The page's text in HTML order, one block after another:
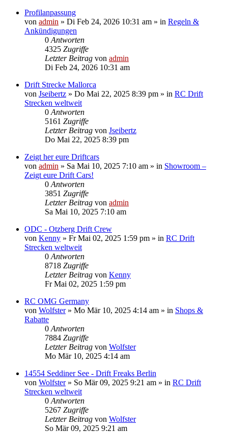
Profilanpassung
von admin » Di Feb 24, 2026 10:31 am » in Regeln &
Ankündigungen
0 Antworten
4325 Zugriffe
Letzter Beitrag von admin
Di Feb 24, 2026 10:31 am
Drift Strecke Mallorca
von Jseibertz » Do Mai 22, 2025 8:39 pm » in RC Drift
Strecken weltweit
0 Antworten
5161 Zugriffe
Letzter Beitrag von Jseibertz
Do Mai 22, 2025 8:39 pm
Zeigt her eure Driftcars
von admin » Sa Mai 10, 2025 7:10 am » in Showroom –
Zeigt eure Drift Cars!
0 Antworten
3851 Zugriffe
Letzter Beitrag von admin
Sa Mai 10, 2025 7:10 am
ODC - Otzberg Drift Crew
von Kenny » Fr Mai 02, 2025 1:59 pm » in RC Drift
Strecken weltweit
0 Antworten
8718 Zugriffe
Letzter Beitrag von Kenny
Fr Mai 02, 2025 1:59 pm
RC OMG Germany
von Wolfster» Mo Mär 10, 2025 4:14 am » in Shops &
Rabatte
0 Antworten
7884 Zugriffe
Letzter Beitrag von Wolfster
Mo Mär 10, 2025 4:14 am
14554 Seddiner See - Drift Freaks Berlin
von Wolfster» So Mär 09, 2025 9:21 am » in RC Drift
Strecken weltweit
0 Antworten
5267 Zugriffe
Letzter Beitrag von Wolfster
So Mär 09, 2025 9:21 am